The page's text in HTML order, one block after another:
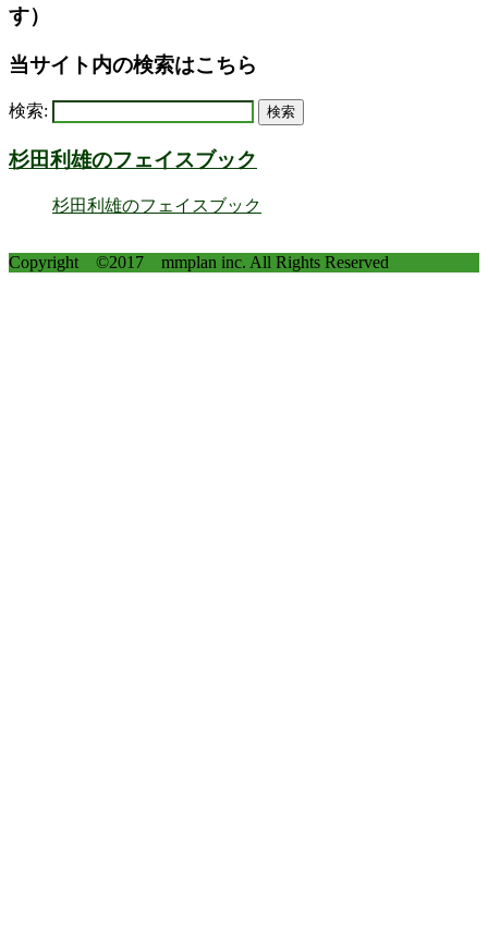
す）
当サイト内の検索はこちら
検索:
杉田利雄のフェイスブック
杉田利雄のフェイスブック
Copyright ©2017 mmplan inc. All Rights Reserved